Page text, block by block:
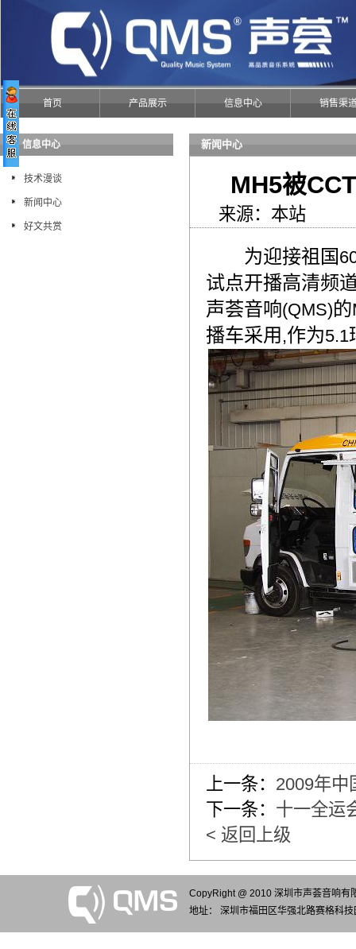
首页 产品展示 信息中心 销售渠
信息中心
技术漫谈
新闻中心
好文共赏
新闻中心
MH5被
来源：本站
为迎接祖国
试点开播高清频
声荟音响(QMS)的
播车采用 ,作为5.1
上一条： 2009年中
下一条： 十一全运
< 返回上级
CopyRight @ 2010 深圳市声荟音响有
地址： 深圳市福田区华强北路赛格科